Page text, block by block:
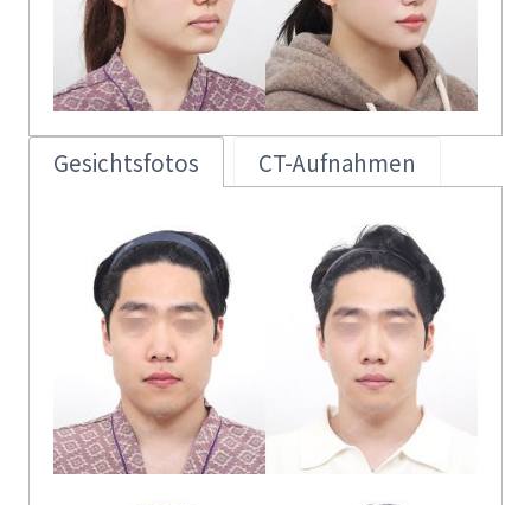
Gesichtsfotos CT-Aufnahmen